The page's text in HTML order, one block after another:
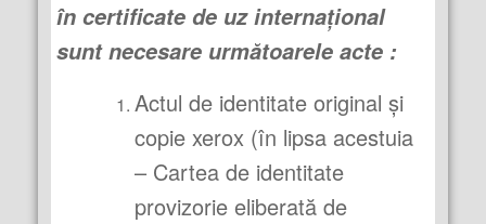
în certificate de uz internaţional
sunt necesare următoarele acte :
Actul de identitate original şi
copie xerox (în lipsa acestuia
– Cartea de identitate
provizorie eliberată de